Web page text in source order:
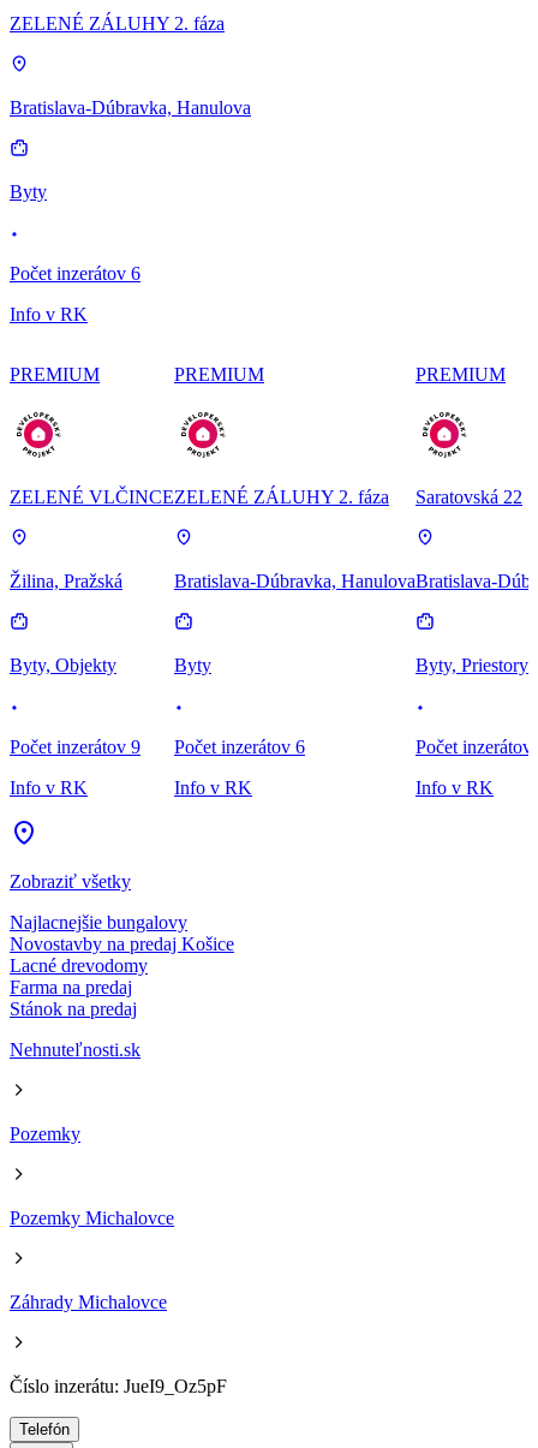
ZELENÉ ZÁLUHY 2. fáza
Bratislava-Dúbravka, Hanulova
Byty
Počet inzerátov 6
Info v RK
PREMIUM
ZELENÉ VLČINCE
Žilina, Pražská
Byty, Objekty
Počet inzerátov 9
Info v RK
PREMIUM
ZELENÉ ZÁLUHY 2. fáza
Bratislava-Dúbravka, Hanulova
Byty
Počet inzerátov 6
Info v RK
PREMIUM
Saratovská 22
Bratislava-
Byty, Priestory
Počet inzerátov
Info v RK
Zobraziť všetky
Najlacnejšie bungalovy
Novostavby na predaj Košice
Lacné drevodomy
Farma na predaj
Stánok na predaj
Nehnuteľnosti.sk
Pozemky
Pozemky Michalovce
Záhrady Michalovce
Číslo inzerátu: JueI9_Oz5pF
Telefón